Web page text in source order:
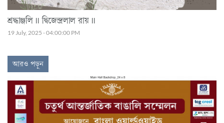
শ্রদ্ধাঞ্জলি || দ্বিজেন্দ্রলাল রায় ||
19 July, 2025 - 04:00:00 PM
আরও পড়ুন